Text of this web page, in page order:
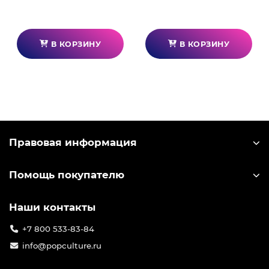
В КОРЗИНУ В КОРЗИНУ
Правовая информация
Помощь покупателю
Наши контакты
+7 800 533-83-84
info@popculture.ru